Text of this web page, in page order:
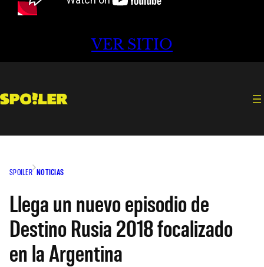
VER SITIO
SPOILER NOTICIAS
Llega un nuevo episodio de
Destino Rusia 2018 focalizado
en la Argentina